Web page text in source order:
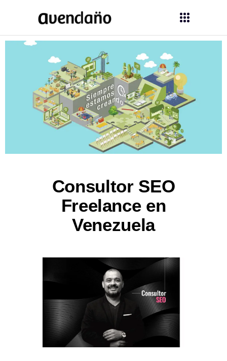
Consultor SEO
Freelance en
Venezuela